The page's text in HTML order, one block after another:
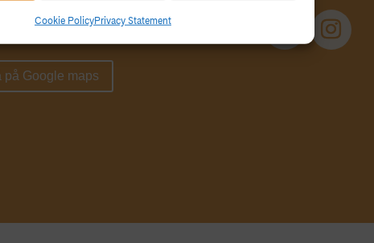
Cookie PolicyPrivacy Statement
post@hvm.museum.no
på Google maps